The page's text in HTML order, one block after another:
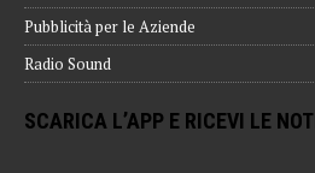
Pubblicità per le Aziende
Radio Sound
SCARICA L’APP E RICEVI LE